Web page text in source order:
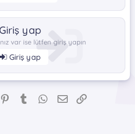
Giriş yap
var ise lütfen giriş yapın
Giriş yap
PinterestTumblr WhatsApp
E-posta